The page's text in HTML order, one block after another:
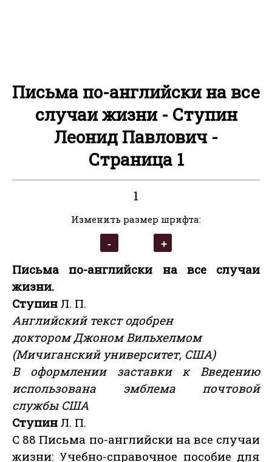
Письма по-английски на все
случаи жизни - Ступин
Леонид Павлович -
Страница 1
1
Изменить размер шрифта:
Письма по-английски на все случаи
жизни.
Ступин Л. П.
Английский текст одобрен
доктором Джоном Вильхелмом
(Мичиганский университет, США)
В оформлении заставки к Введению
использована эмблема
почтовой
службы США
Ступин Л. П.
С 88 Письма по-английски на все случаи
жизни: Учебно-справочное пособие для